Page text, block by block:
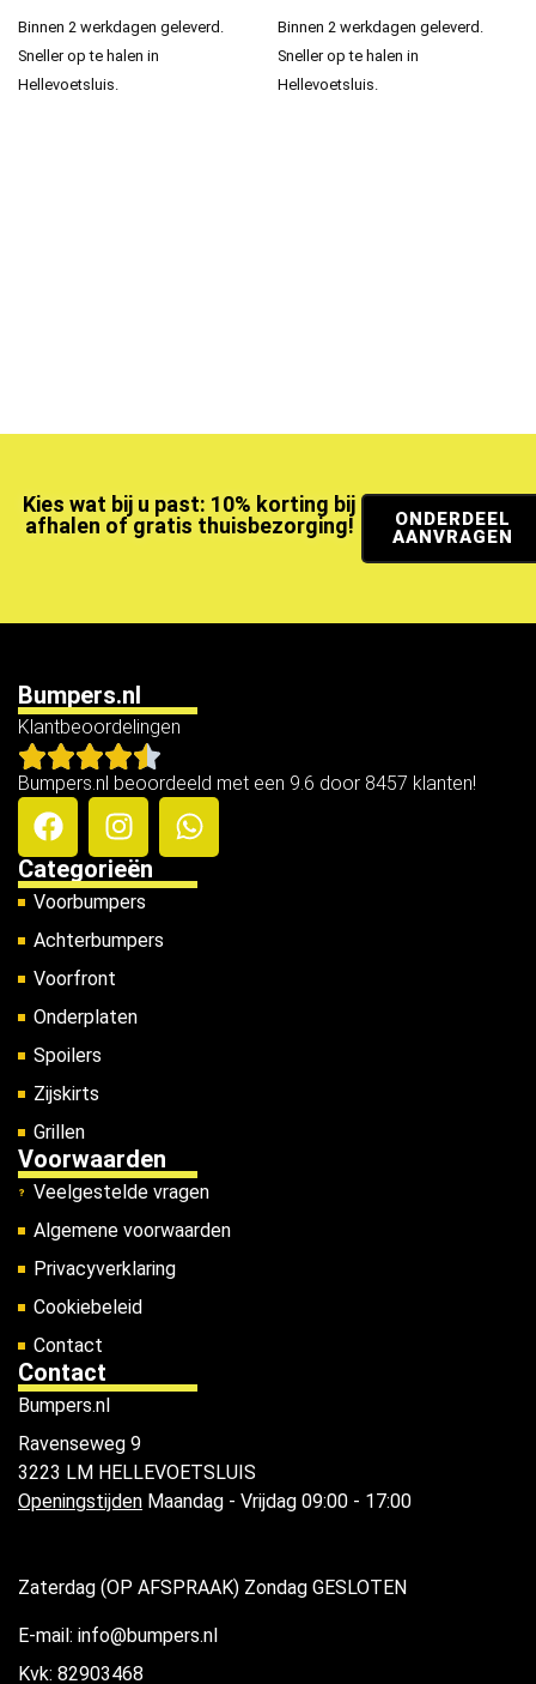
Binnen 2 werkdagen geleverd.
Sneller op te halen in
Hellevoetsluis.
Binnen 2 werkdagen geleverd.
Sneller op te halen in
Hellevoetsluis.
Kies wat bij u past: 10% korting bij
afhalen of gratis thuisbezorging!
ONDERDEEL
AANVRAGEN
Bumpers.nl
Klantbeoordelingen
Bumpers.nl beoordeeld met een 9.6 door 8457 klanten!
Categorieën
Voorbumpers
Achterbumpers
Voorfront
Onderplaten
Spoilers
Zijskirts
Grillen
Voorwaarden
Veelgestelde vragen
Algemene voorwaarden
Privacyverklaring
Cookiebeleid
Contact
Contact
Bumpers.nl
Ravenseweg 9
3223 LM HELLEVOETSLUIS
Openingstijden Maandag - Vrijdag 09:00 - 17:00
Zaterdag (OP AFSPRAAK) Zondag GESLOTEN
E-mail: info@bumpers.nl
Kvk: 82903468